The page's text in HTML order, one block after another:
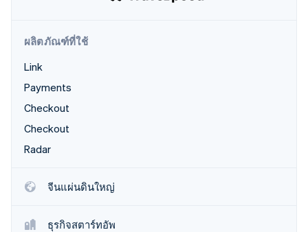
Product roadmap
ดูสิ่งที่กำลังจะมาถึง
Radar
การก่อตั้งบริษัทสตาร์ทอัพ
การขจัดคาร์บอน
สมัครเป็นพาร์ทเนอร์
ผลิตภัณฑ์ที่ใช้
Link
Payments
Checkout
Checkout
Radar
จีนแผ่นดินใหญ่
ธุรกิจสตาร์ทอัพ